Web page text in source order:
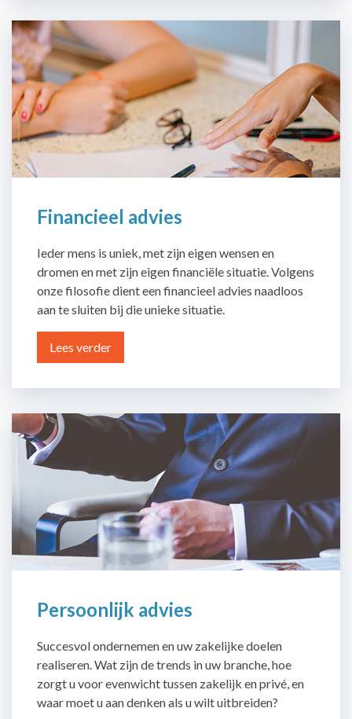
Financieel advies
Ieder mens is uniek, met zijn eigen wensen en
dromen en met zijn eigen financiële situatie. Volgens
onze filosofie dient een financieel advies naadloos
aan te sluiten bij die unieke situatie.
Lees verder
Persoonlijk advies
Succesvol ondernemen en uw zakelijke doelen
realiseren. Wat zijn de trends in uw branche, hoe
zorgt u voor evenwicht tussen zakelijk en privé, en
waar moet u aan denken als u wilt uitbreiden?